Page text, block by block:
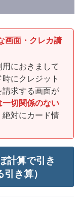
画面・クレカ請
におきまして
にクレジット
請求する画面が
一切関係のない
絶対にカード情
計算で引き
き算）